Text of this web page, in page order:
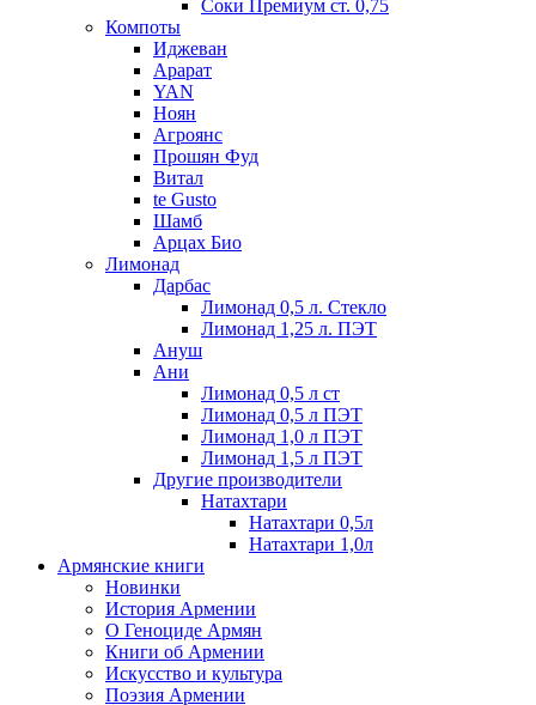
Соки Премиум ст. 0,75
Компоты
Иджеван
Арарат
YAN
Ноян
Агроянс
Прошян Фуд
Витал
te Gusto
Шамб
Арцах Био
Лимонад
Дарбас
Лимонад 0,5 л. Стекло
Лимонад 1,25 л. ПЭТ
Ануш
Ани
Лимонад 0,5 л ст
Лимонад 0,5 л ПЭТ
Лимонад 1,0 л ПЭТ
Лимонад 1,5 л ПЭТ
Другие производители
Натахтари
Натахтари 0,5л
Натахтари 1,0л
Армянские книги
Новинки
История Армении
О Геноциде Армян
Книги об Армении
Иcкусство и культура
Поэзия Армении